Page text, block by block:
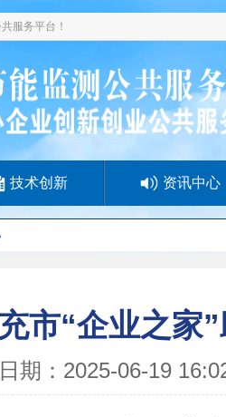
服务平台！
技术创新 资讯中心
市“企业之家
期：2025-06-19